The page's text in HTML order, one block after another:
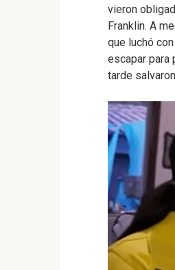
vieron
Franklin. A
que luchó
escapar para
tarde